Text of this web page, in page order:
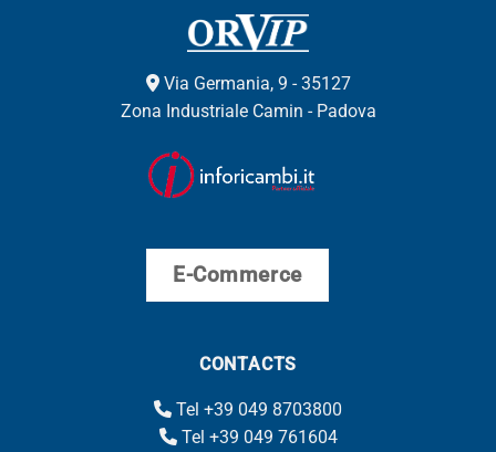
Via Germania, 9 - 35127
Zona Industriale Camin - Padova
E-Commerce
CONTACTS
Tel +39 049 8703800
Tel +39 049 761604